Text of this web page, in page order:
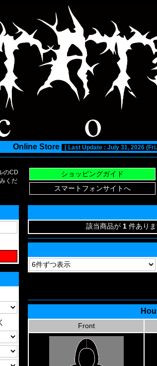
Online Store [ Last Update : July 31, 2026
のCD
くだ
該当商品が 1 件あり
Front